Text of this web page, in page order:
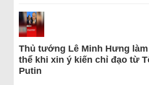
Thủ tướng Lê Minh Hưng
thể khi xin ý kiến chỉ đạo từ
Putin